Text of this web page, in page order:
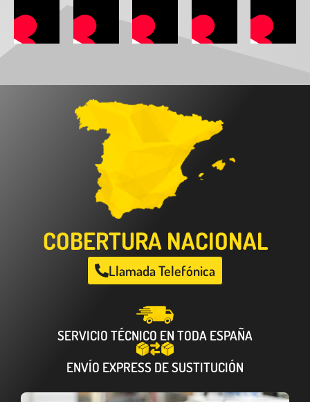
COBERTURA NACIONAL
Llamada Telefónica
SERVICIO TÉCNICO EN TODA ESPAÑA
ENVÍO EXPRESS DE SUSTITUCIÓN